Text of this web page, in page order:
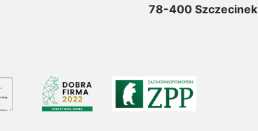
78-400 Szczecinek